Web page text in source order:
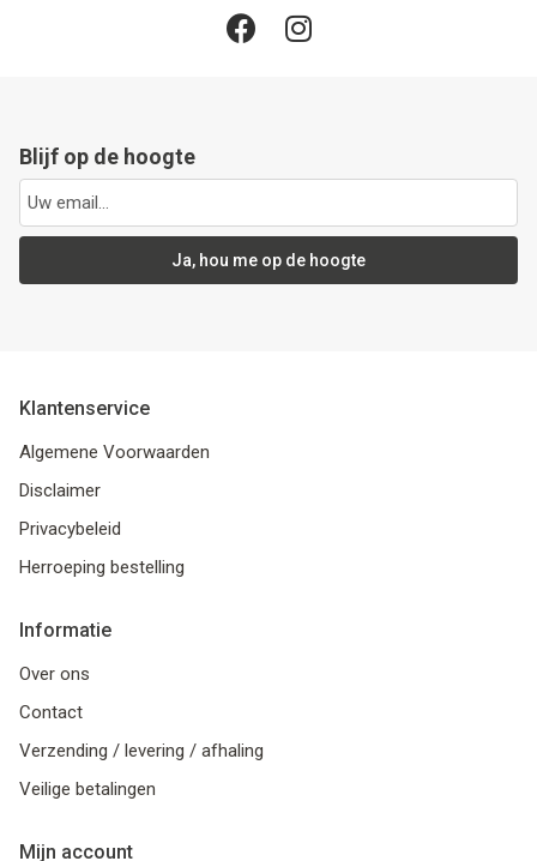
Blijf op de hoogte
Ja, hou me op de hoogte
Klantenservice
Algemene Voorwaarden
Disclaimer
Privacybeleid
Herroeping bestelling
Informatie
Over ons
Contact
Verzending / levering / afhaling
Veilige betalingen
Mijn account